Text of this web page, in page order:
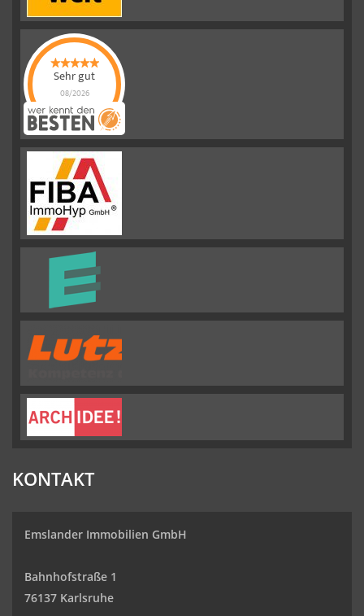
Sehr gut
08/2026
Emslander
Immobilien GMBH
Sternen |
292Emslander
Immobilien
GMBHBewertungen
auf
werkenntdenBESTEN.de
KONTAKT
Emslander Immobilien GmbH
Bahnhofstraße 1
76137 Karlsruhe